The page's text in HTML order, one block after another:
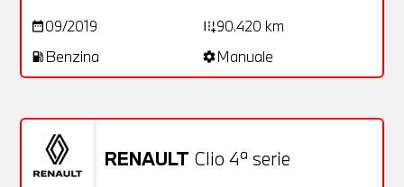
date_range09/2019 add_road90.420 km
local_gas_station Benzina settingsManuale
RENAULT Clio 4ª serie
Usato